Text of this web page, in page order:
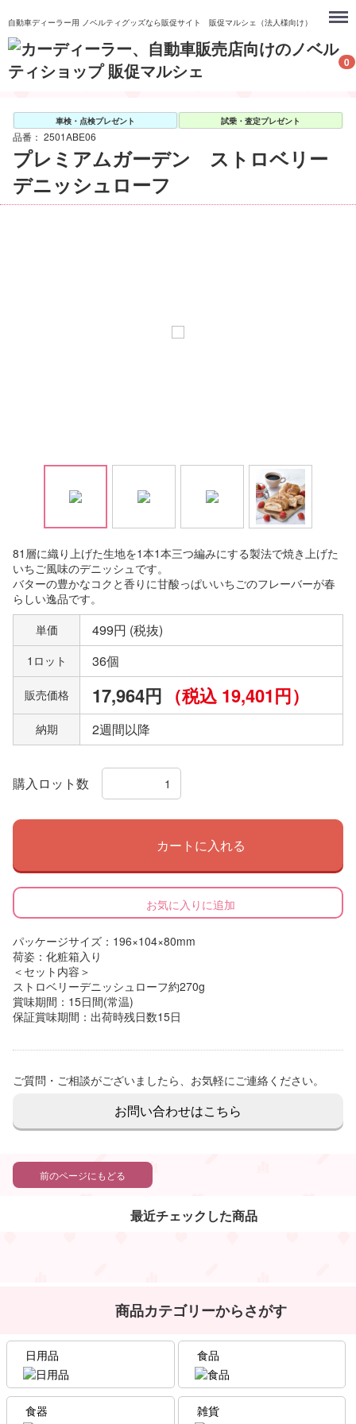
自動車ディーラー用 ノベルティグッズなら販促サイト 販促マルシェ（法人様向け）
0
Menu
車検・点検プレゼント 試乗・査定プレゼント
品番： 2501ABE06
プレミアムガーデン ストロベリー
デニッシュローフ
81層に織り上げた生地を1本1本三つ編みにする製法で焼き上げた
いちご風味のデニッシュです。
バターの豊かなコクと香りに甘酸っぱいいちごのフレーバーが春
らしい逸品です。
単価
499円 (税抜)
1ロット 36個
販売価格 17,964円 （税込 19,401円）
納期 2週間以降
購入ロット数
カートに入れる
お気に入りに追加
パッケージサイズ：196×104×80mm
荷姿：化粧箱入り
＜セット内容＞
ストロベリーデニッシュローフ約270g
賞味期間：15日間(常温)
保証賞味期間：出荷時残日数15日
ご質問・ご相談がございましたら、お気軽にご連絡ください。
お問い合わせはこちら
前のページにもどる
最近チェックした商品
商品カテゴリーからさがす
日用品 食品
食器 雑貨